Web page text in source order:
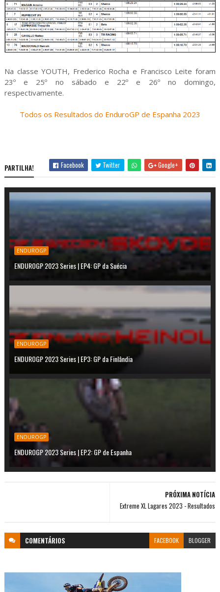
Na classe YOUTH, Frederico Rocha e Francisco Leite foram
23º e 25º no sábado e 22º e 26º no domingo,
respectivamente.
Todos os Resultados do EnduroGP de Espanha 2023
PARTILHA! Facebook Twitter Google+
ENDUROGP
ENDUROGP 2023 Series | EP4: GP da Suécia
ENDUROGP
ENDUROGP 2023 Series | EP3: GP da Finlândia
ENDUROGP
ENDUROGP 2023 Series | EP.2: GP de Espanha
PRÓXIMA NOTÍCIA
Extreme XL Lagares 2023 - Resultados
COMENTÁRIOS FACEBOOK BLOGGER